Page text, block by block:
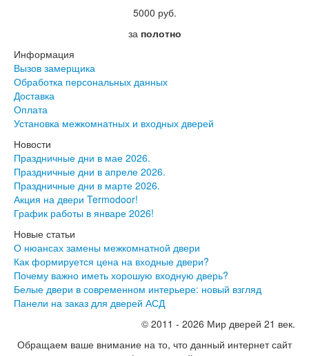
5000 руб.
за полотно
Информация
Вызов замерщика
Обработка персональных данных
Доставка
Оплата
Установка межкомнатных и входных дверей
Новости
Праздничные дни в мае 2026.
Праздничные дни в апреле 2026.
Праздничные дни в марте 2026.
Акция на двери Termodoor!
График работы в январе 2026!
Новые статьи
О нюансах замены межкомнатной двери
Как формируется цена на входные двери?
Почему важно иметь хорошую входную дверь?
Белые двери в современном интерьере: новый взгляд
Панели на заказ для дверей АСД
© 2011 - 2026 Мир дверей 21 век.
Обращаем ваше внимание на то, что данный интернет сайт